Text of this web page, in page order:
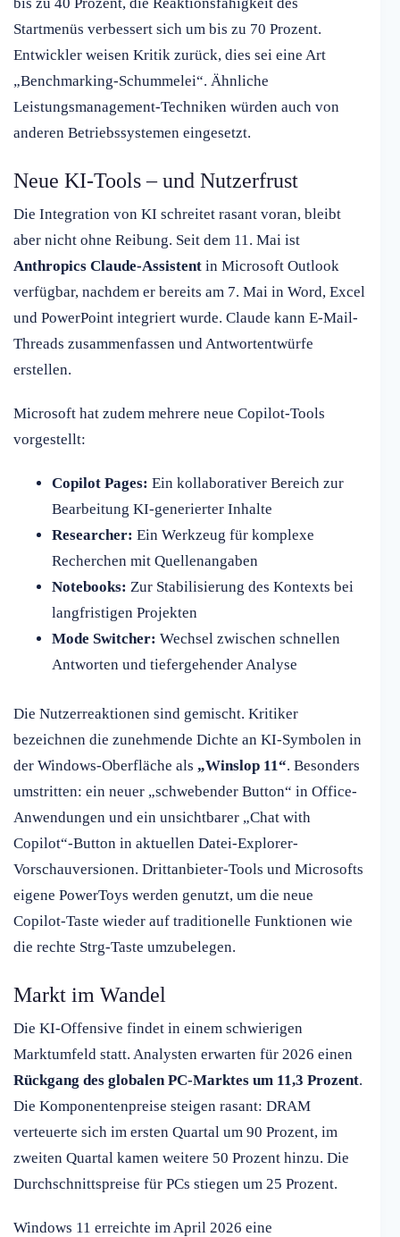
Startmenüs verbessert sich um bis zu 70 Prozent.
Entwickler weisen Kritik zurück, dies sei eine Art
„Benchmarking-Schummelei“. Ähnliche
Leistungsmanagement-Techniken würden auch von
anderen Betriebssystemen eingesetzt.
Neue KI-Tools – und Nutzerfrust
Die Integration von KI schreitet rasant voran, bleibt
aber nicht ohne Reibung. Seit dem 11. Mai ist
Anthropics Claude-Assistent in Microsoft Outlook
verfügbar, nachdem er bereits am 7. Mai in Word, Excel
und PowerPoint integriert wurde. Claude kann E-Mail-
Threads zusammenfassen und Antwortentwürfe
erstellen.
Microsoft hat zudem mehrere neue Copilot-Tools
vorgestellt:
Copilot Pages: Ein kollaborativer Bereich zur
Bearbeitung KI-generierter Inhalte
Researcher: Ein Werkzeug für komplexe
Recherchen mit Quellenangaben
Notebooks: Zur Stabilisierung des Kontexts bei
langfristigen Projekten
Mode Switcher: Wechsel zwischen schnellen
Antworten und tiefergehender Analyse
Die Nutzerreaktionen sind gemischt. Kritiker
bezeichnen die zunehmende Dichte an KI-Symbolen in
der Windows-Oberfläche als „Winslop 11“. Besonders
umstritten: ein neuer „schwebender Button“ in Office-
Anwendungen und ein unsichtbarer „Chat with
Copilot“-Button in aktuellen Datei-Explorer-
Vorschauversionen. Drittanbieter-Tools und Microsofts
eigene PowerToys werden genutzt, um die neue
Copilot-Taste wieder auf traditionelle Funktionen wie
die rechte Strg-Taste umzubelegen.
Markt im Wandel
Die KI-Offensive findet in einem schwierigen
Marktumfeld statt. Analysten erwarten für 2026 einen
Rückgang des globalen PC-Marktes um 11,3 Prozent.
Die Komponentenpreise steigen rasant: DRAM
verteuerte sich im ersten Quartal um 90 Prozent, im
zweiten Quartal kamen weitere 50 Prozent hinzu. Die
Durchschnittspreise für PCs stiegen um 25 Prozent.
Windows 11 erreichte im April 2026 eine